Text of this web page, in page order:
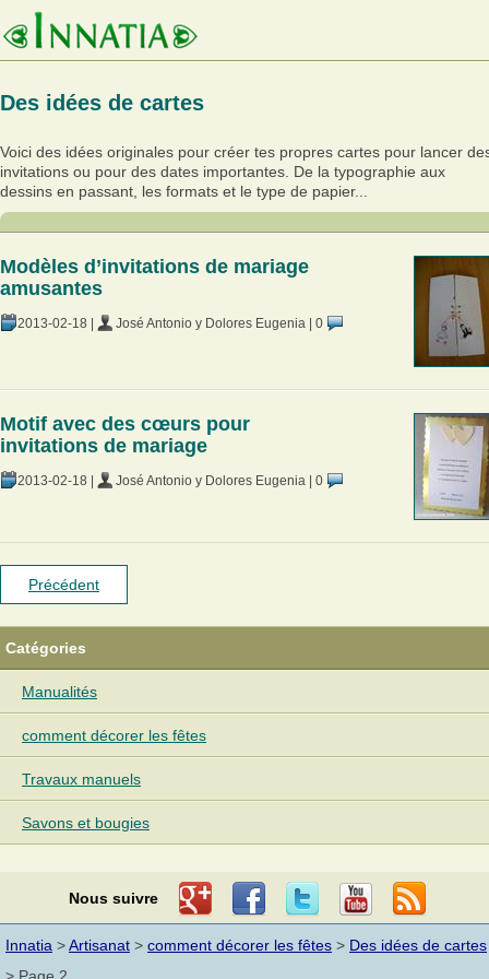
Des idées de cartes
Voici des idées originales pour créer tes propres cartes pour lancer
invitations ou pour des dates importantes. De la typographie aux
dessins en passant, les formats et le type de papier...
Modèles d’invitations de mariage
amusantes
2013-02-18 José Antonio y Dolores Eugenia 0
Motif avec des cœurs pour
invitations de mariage
2013-02-18 José Antonio y Dolores Eugenia 0
Précédent
Catégories
Manualités
comment décorer les fêtes
Travaux manuels
Savons et bougies
Nous suivre
Innatia >Artisanat > comment décorer les fêtes > Des idées de cartes